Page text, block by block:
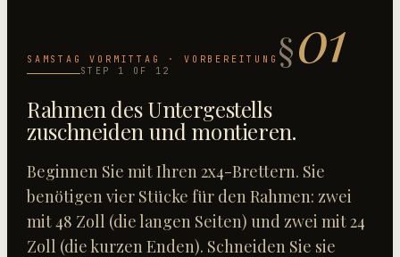
SAMSTAG VORMITTAG · VORBEREITUNG §01
STEP 1 OF 12
Rahmen des Untergestells
zuschneiden und montieren.
Beginnen Sie mit Ihren 2x4-Brettern. Sie
benötigen vier Stücke für den Rahmen: zwei
mit 48 Zoll (die langen Seiten) und zwei mit 24
Zoll (die kurzen Enden). Schneiden Sie sie